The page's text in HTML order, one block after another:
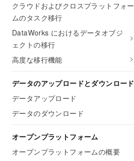
クラウドおよびクロスプラットフォー
ムのタスク移行
DataWorks におけるデータオブジ
ェクトの移行
高度な移行機能
データのアップロードとダウンロード
データアップロード
データのダウンロード
オープンプラットフォーム
オープンプラットフォームの概要